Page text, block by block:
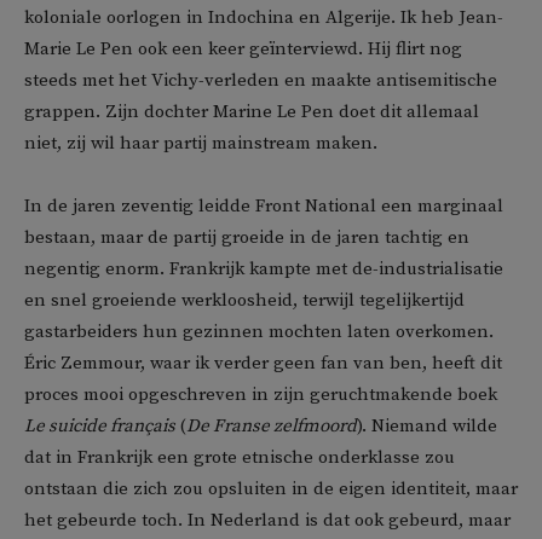
koloniale oorlogen in Indochina en Algerije. Ik heb Jean-
Marie Le Pen ook een keer geïnterviewd. Hij flirt nog
steeds met het Vichy-verleden en maakte antisemitische
grappen. Zijn dochter Marine Le Pen doet dit allemaal
niet, zij wil haar partij mainstream maken.
In de jaren zeventig leidde Front National een marginaal
bestaan, maar de partij groeide in de jaren tachtig en
negentig enorm. Frankrijk kampte met de-industrialisatie
en snel groeiende werkloosheid, terwijl tegelijkertijd
gastarbeiders hun gezinnen mochten laten overkomen.
Éric Zemmour, waar ik verder geen fan van ben, heeft dit
proces mooi opgeschreven in zijn geruchtmakende boek
Le suicide français (De Franse zelfmoord). Niemand wilde
dat in Frankrijk een grote etnische onderklasse zou
ontstaan die zich zou opsluiten in de eigen identiteit, maar
het gebeurde toch. In Nederland is dat ook gebeurd, maar